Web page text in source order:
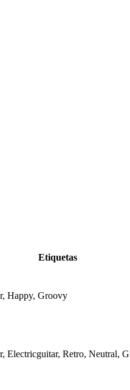
Etiquetas
Happy, Groovy
Electricguitar, Retro, Neutral,